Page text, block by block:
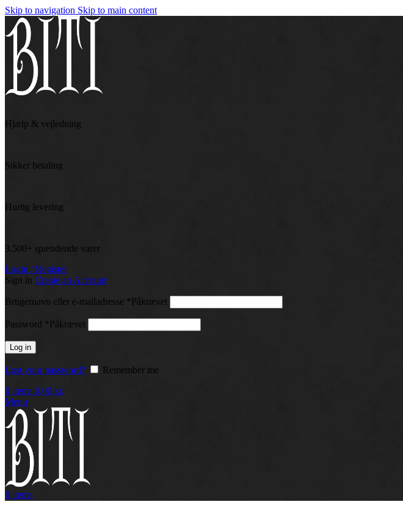
Skip to navigation Skip to main content
Hjælp & vejledning
Sikker betaling
Hurtig levering
3.500+ spændende varer
Login / Register
Sign in Create an Account
Brugernavn eller e-mailadresse * Påkrævet
Password * Påkrævet
Log in
Lost your password?
Remember me
0 items 0,00 kr.
Menu
0 items